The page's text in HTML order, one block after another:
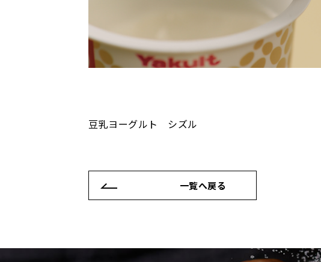
豆乳ヨーグルト シズル
一覧へ戻る